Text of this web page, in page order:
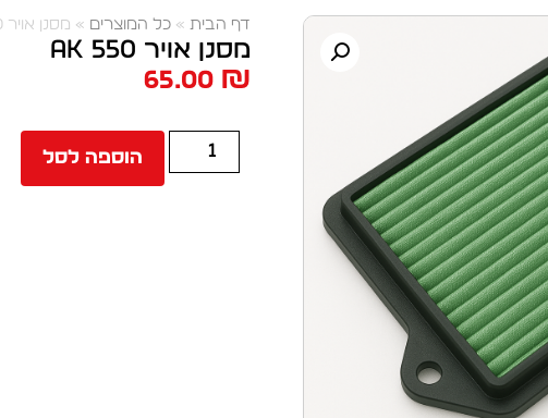
דף הבית» כל המוצרים » מסנן אויר AK 550
מסנן אויר AK 550
65.00 ₪
הוספה לסל